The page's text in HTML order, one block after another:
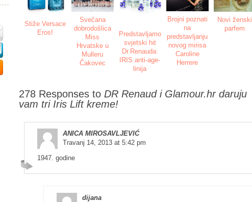
Stiže Versace
Eros!
Svečana
dobrodošlica
Miss
Hrvatske u
Mulleru
Čakovec
Predstavljamo
svjetski hit
Dr.Renauda:
IRIS anti-age-
linija
Brojni poznati
na
predstavljanju
novog mirisa
Caroline
Herrere
Novi ženski
parfem
278 Responses to DR Renaud i Glamour.hr daruju
vam tri Iris Lift kreme!
ANICA MIROSAVLJEVIĆ
Travanj 14, 2013 at 5:42 pm
1947. godine
dijana